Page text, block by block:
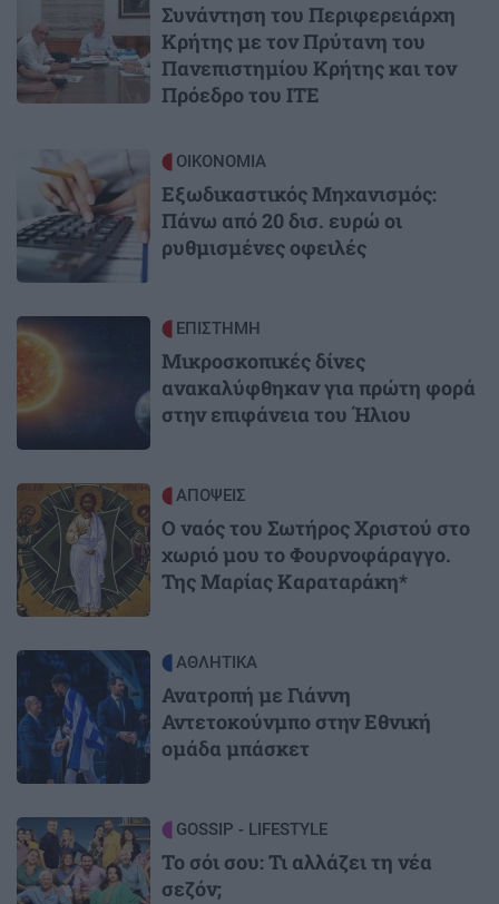
Συνάντηση του Περιφερειάρχη
Κρήτης με τον Πρύτανη του
Πανεπιστημίου Κρήτης και τον
Πρόεδρο του ΙΤΕ
ΟΙΚΟΝΟΜΙΑ
Εξωδικαστικός Μηχανισμός:
Πάνω από 20 δισ. ευρώ οι
ρυθμισμένες οφειλές
Image ΕΠΙΣΤΗΜΗ
Μικροσκοπικές δίνες
ανακαλύφθηκαν για πρώτη φορά
στην επιφάνεια του Ήλιου
Image ΑΠΟΨΕΙΣ
Ο ναός του Σωτήρος Χριστού στο
χωριό μου το Φουρνοφάραγγο.
Της Μαρίας Καραταράκη*
Image ΑΘΛΗΤΙΚΑ
Ανατροπή με Γιάννη
Αντετοκούνμπο στην Εθνική
ομάδα μπάσκετ
Image GOSSIP - LIFESTYLE
Το σόι σου: Τι αλλάζει τη νέα
σεζόν;